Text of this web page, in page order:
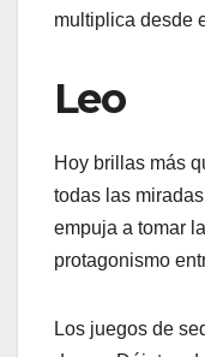
multiplica desde
Leo
Hoy brillas más
todas las
empuja a tomar
protagonismo
Los juegos de